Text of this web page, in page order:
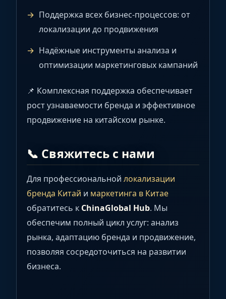
Поддержка всех бизнес-процессов: от
локализации до продвижения
Надёжные инструменты анализа и
оптимизации маркетинговых кампаний
📌 Комплексная поддержка обеспечивает
рост узнаваемости бренда и эффективное
продвижение на китайском рынке.
📞 Свяжитесь с нами
Для профессиональной локализации
бренда Китай и маркетинга в Китае
обратитесь к ChinaGlobal Hub. Мы
обеспечим полный цикл услуг: анализ
рынка, адаптацию бренда и продвижение,
позволяя сосредоточиться на развитии
бизнеса.